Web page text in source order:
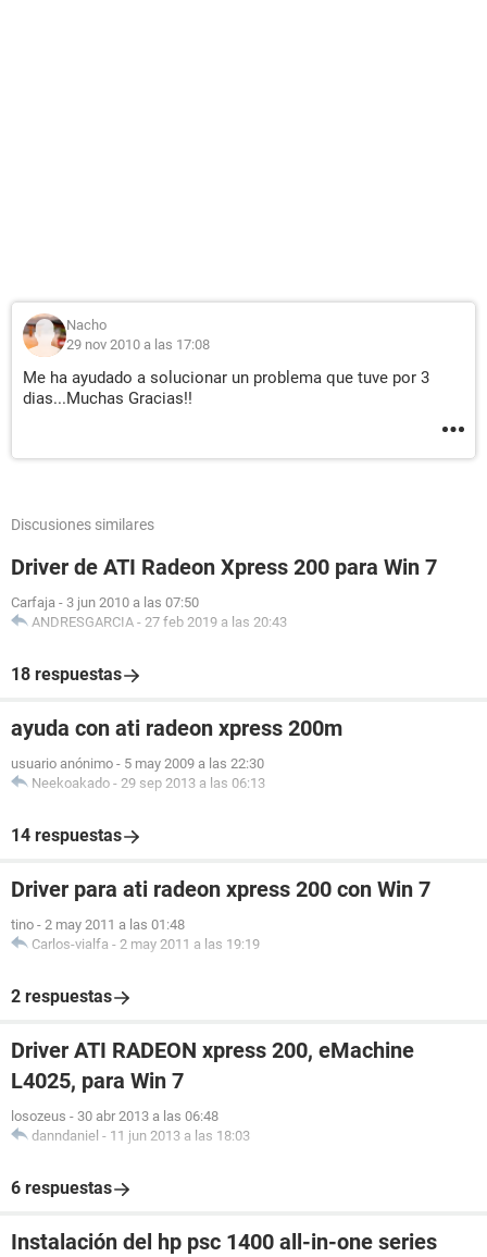
Tarjeta de Red Adaptador de red Broadcom 802.11g (192. [
TRIAL VERSION ])
Tarjeta de Red Realtek RTL8139/810x Family Fast Ethernet
NIC
Modem AC97 Data Fax SoftModem with SmartCP
Controlador USB1 ATI SB400 - USB Controller
Dispositivos USB Dispositivo de interfaz humana USB
Batería Batería con método de control compatible con ACPI
se espera respuesta se los agradeceria muxo
Nacho
29 nov 2010 a las 17:08
Me ha ayudado a solucionar un problema que tuve por 3
dias...Muchas Gracias!!
Discusiones similares
Driver de ATI Radeon Xpress 200 para Win 7
Carfaja - 3 jun 2010 a las 07:50
ANDRESGARCIA - 27 feb 2019 a las 20:43
18 respuestas
ayuda con ati radeon xpress 200m
usuario anónimo - 5 may 2009 a las 22:30
Neekoakado - 29 sep 2013 a las 06:13
14 respuestas
Driver para ati radeon xpress 200 con Win 7
tino - 2 may 2011 a las 01:48
Carlos-vialfa - 2 may 2011 a las 19:19
2 respuestas
Driver ATI RADEON xpress 200, eMachine
L4025, para Win 7
losozeus - 30 abr 2013 a las 06:48
danndaniel - 11 jun 2013 a las 18:03
6 respuestas
Instalación del hp psc 1400 all-in-one series